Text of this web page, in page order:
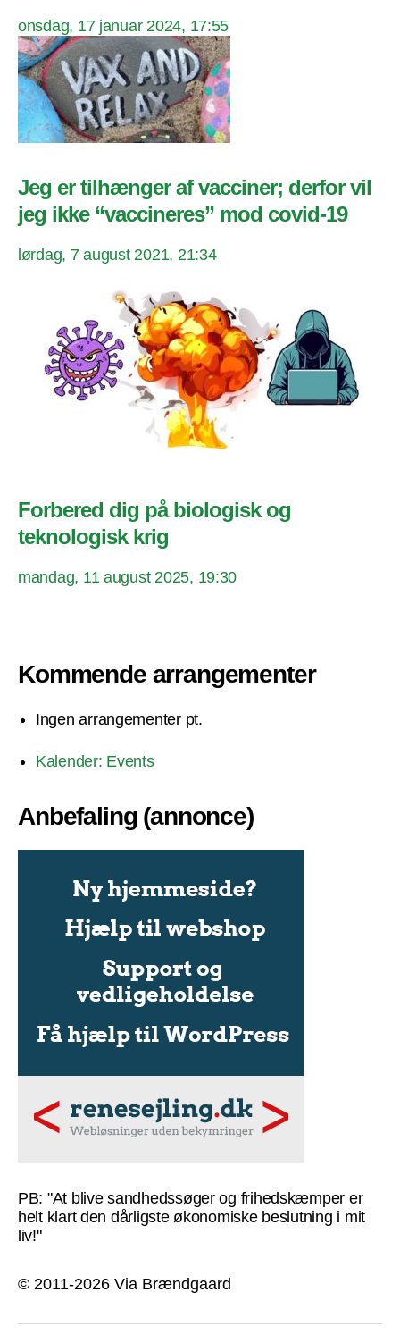
onsdag, 17 januar 2024, 17:55
Jeg er tilhænger af vacciner; derfor vil
jeg ikke “vaccineres” mod covid-19
lørdag, 7 august 2021, 21:34
Forbered dig på biologisk og
teknologisk krig
mandag, 11 august 2025, 19:30
Kommende arrangementer
Ingen arrangementer pt.
Kalender: Events
Anbefaling (annonce)
PB: "At blive sandhedssøger og frihedskæmper er
helt klart den dårligste økonomiske beslutning i mit
liv!"
© 2011-2026 Via Brændgaard